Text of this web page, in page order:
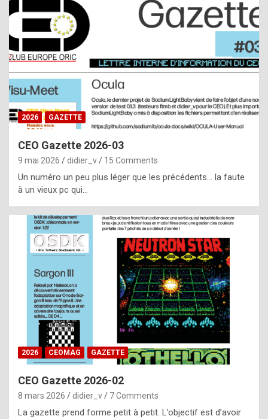
s
t
a
s
i
e
f
o
m
m
a
y
b
e
b
y
g
e
2026 GAZETTE
CEO Gazette 2026-03
9 mai 2026 didier_v 15 Comments
Un numéro un peu plus léger que les précédents… la faute
à un vieux pc qui…
2026 CEOMAG GAZETTE
CEO Gazette 2026-02
8 mars 2026 didier_v 7 Comments
La gazette prend forme petit à petit. L’objectif est d’avoir